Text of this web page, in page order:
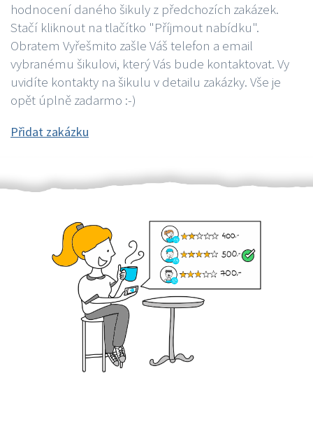
hodnocení daného šikuly z předchozích zakázek.
Stačí kliknout na tlačítko "Příjmout nabídku".
Obratem Vyřešmito zašle Váš telefon a email
vybranému šikulovi, který Vás bude kontaktovat. Vy
uvidíte kontakty na šikulu v detailu zakázky. Vše je
opět úplně zadarmo :-)
Přidat zakázku